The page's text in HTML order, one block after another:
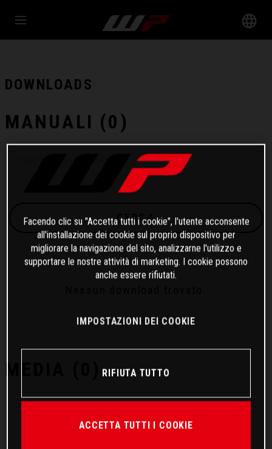
DOWNLOADS
MANUALI (0)
CERCA
MEDIA (
Facendo clic su "Accetta tutti i cookie", l'utente acconsente
all'installazione dei cookie sul proprio dispositivo per
migliorare la navigazione del sito, analizzarne l'utilizzo e
supportare le nostre attività di marketing. I cookie possono
anche essere rifiutati.
IMPOSTAZIONI DEI COOKIE
RIFIUTA TUTTO
ACCETTA TUTTI I COOKIE